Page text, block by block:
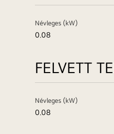
Névleges (kW)
0.08
FELVETT
Névleges (kW)
0.08